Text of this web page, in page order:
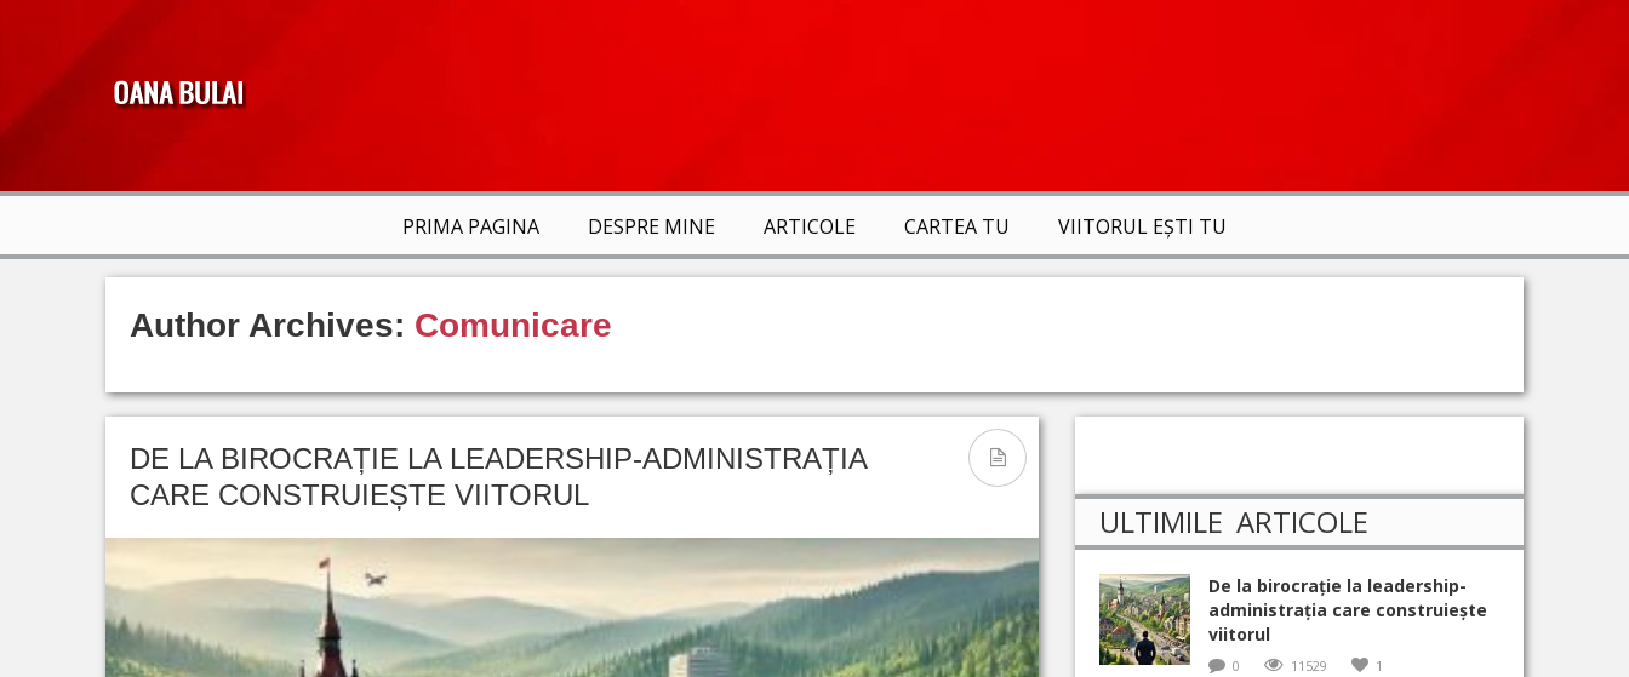
PRIMA PAGINA DESPRE MINE ARTICOLE CARTEA TU VIITORUL EȘTI TU
Author Archives: Comunicare
DE LA BIROCRAȚIE LA LEADERSHIP-ADMINISTRAȚIA
CARE CONSTRUIEȘTE VIITORUL
ULTIMILE ARTICOLE
De la birocrație la leadership-
administrația care construiește
viitorul
0 11529 1